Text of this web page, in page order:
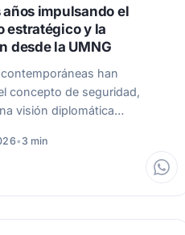
años impulsando el
estratégico y la
desde la UMNG
han
concepto de seguridad,
visión diplomática
en…
• 3 min